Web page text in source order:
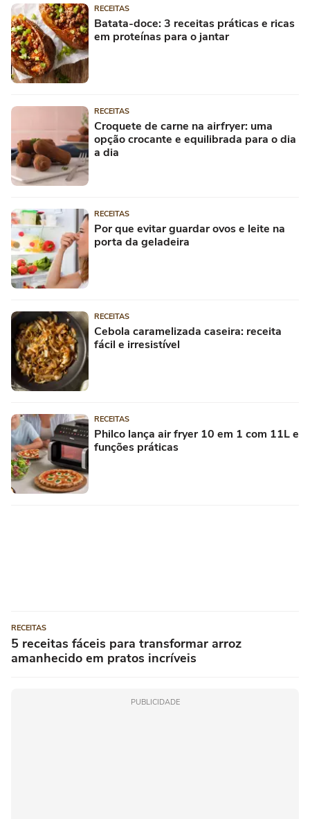
RECEITAS
Batata-doce: 3 receitas práticas e ricas
em proteínas para o jantar
RECEITAS
Croquete de carne na airfryer: uma
opção crocante e equilibrada para o dia
a dia
RECEITAS
Por que evitar guardar ovos e leite na
porta da geladeira
RECEITAS
Cebola caramelizada caseira: receita
fácil e irresistível
RECEITAS
Philco lança air fryer 10 em 1 com 11L e
funções práticas
RECEITAS
5 receitas fáceis para transformar arroz
amanhecido em pratos incríveis
PUBLICIDADE